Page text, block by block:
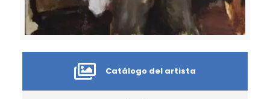
Catálogo del artista